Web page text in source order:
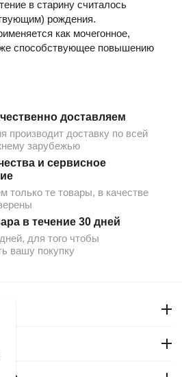
в старину считалось
рождения.
как мочегонное,
способствующее повышению
доставляем
производит доставку по всей
зарубежью
и сервисное
только те товары, в качестве
в течение 30 дней
для того чтобы
вашу покупку